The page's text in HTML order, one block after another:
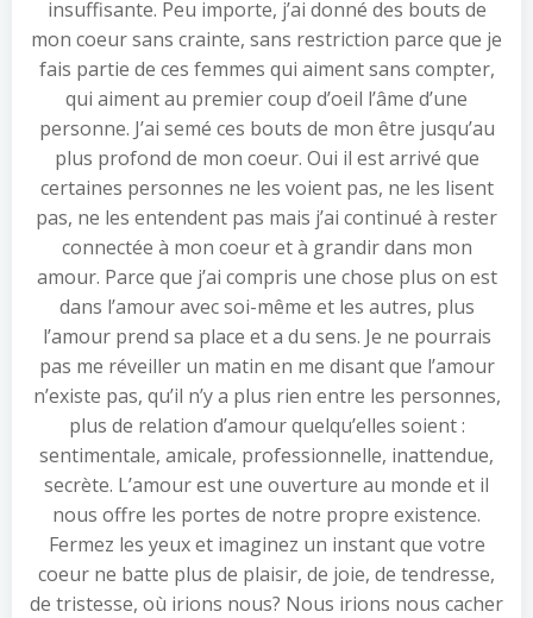
insuffisante. Peu importe, j’ai donné des bouts de
mon coeur sans crainte, sans restriction parce que je
fais partie de ces femmes qui aiment sans compter,
qui aiment au premier coup d’oeil l’âme d’une
personne. J’ai semé ces bouts de mon être jusqu’au
plus profond de mon coeur. Oui il est arrivé que
certaines personnes ne les voient pas, ne les lisent
pas, ne les entendent pas mais j’ai continué à rester
connectée à mon coeur et à grandir dans mon
amour. Parce que j’ai compris une chose plus on est
dans l’amour avec soi-même et les autres, plus
l’amour prend sa place et a du sens. Je ne pourrais
pas me réveiller un matin en me disant que l’amour
n’existe pas, qu’il n’y a plus rien entre les personnes,
plus de relation d’amour quelqu’elles soient :
sentimentale, amicale, professionnelle, inattendue,
secrète. L’amour est une ouverture au monde et il
nous offre les portes de notre propre existence.
Fermez les yeux et imaginez un instant que votre
coeur ne batte plus de plaisir, de joie, de tendresse,
de tristesse, où irions nous? Nous irions nous cacher